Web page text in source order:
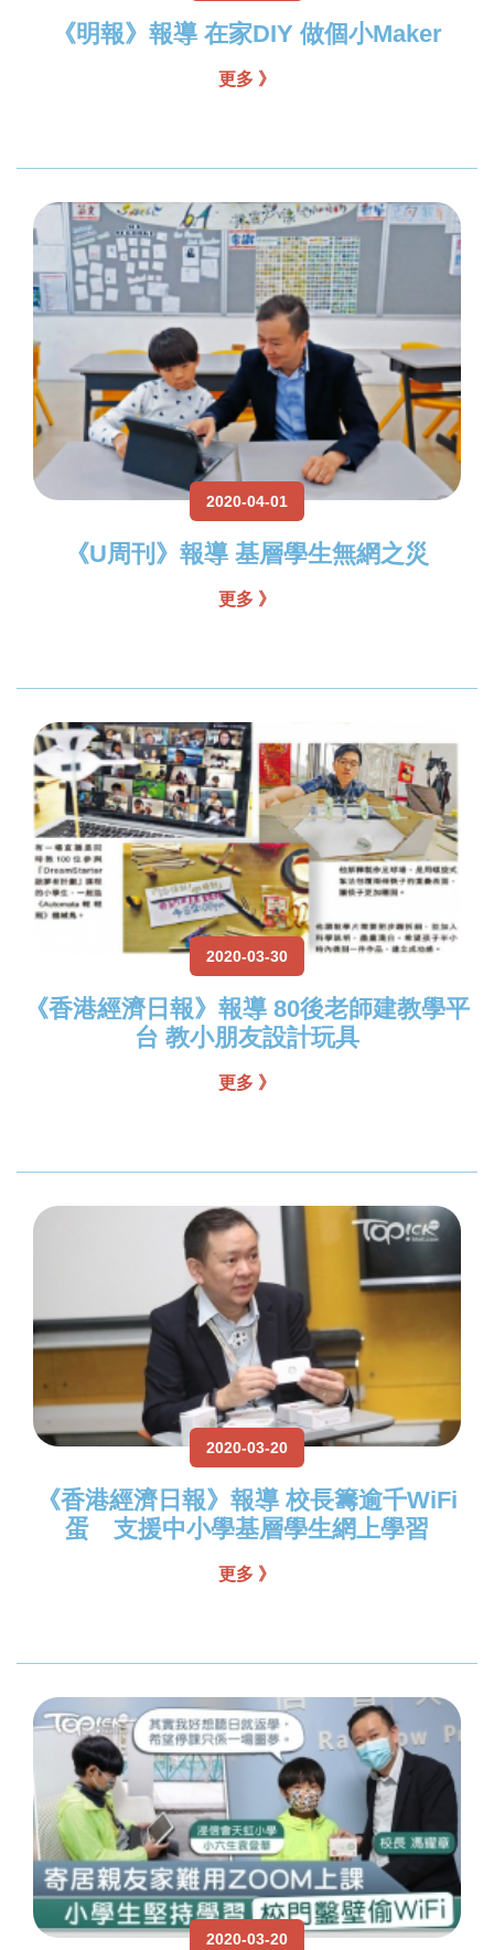
《明報》報導 在家DIY 做個小Maker
更多 》
2020-04-01
《U周刊》報導 基層學生無網之災
更多 》
2020-03-30
《香港經濟日報》報導 80後老師建教學平
台 教小朋友設計玩具
更多 》
2020-03-20
《香港經濟日報》報導 校長籌逾千WiFi
蛋 支援中小學基層學生網上學習
更多 》
2020-03-20